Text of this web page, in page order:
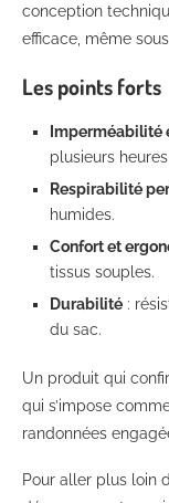
conception
efficace, même
Les points forts
Imperméabilité
plusieurs
Respirabilité
humides.
Confort et
tissus souples.
Durabilité :
du sac.
Un produit qui
qui s’impose
randonnées
Pour aller plus loin